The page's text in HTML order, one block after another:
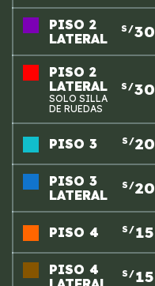
PISO 2
LATERAL
S/30
PISO 2
LATERAL
SOLO SILLA
DE RUEDAS
S/30
PISO 3 S/20
PISO 3
LATERAL
S/20
PISO 4 S/15
PISO 4
S/15